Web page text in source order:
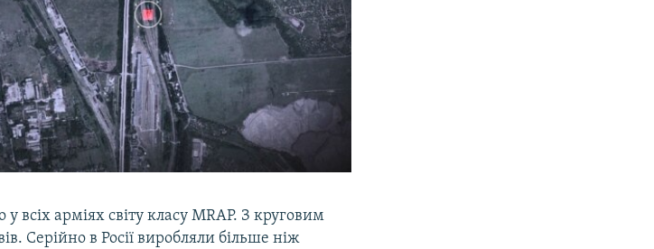
всіх арміях світу класу MRAP. З круговим
Серійно в Росії виробляли більше ніж